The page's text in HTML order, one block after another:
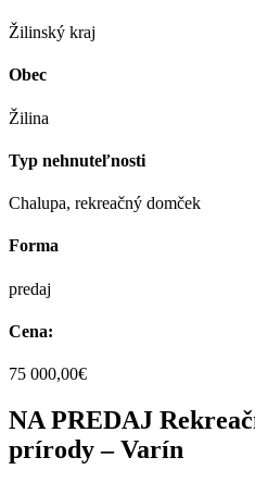
Žilinský kraj
Obec
Žilina
Typ nehnuteľnosti
Chalupa, rekreačný domček
Forma
predaj
Cena:
75 000,00€
NA PREDAJ
prírody – Varín